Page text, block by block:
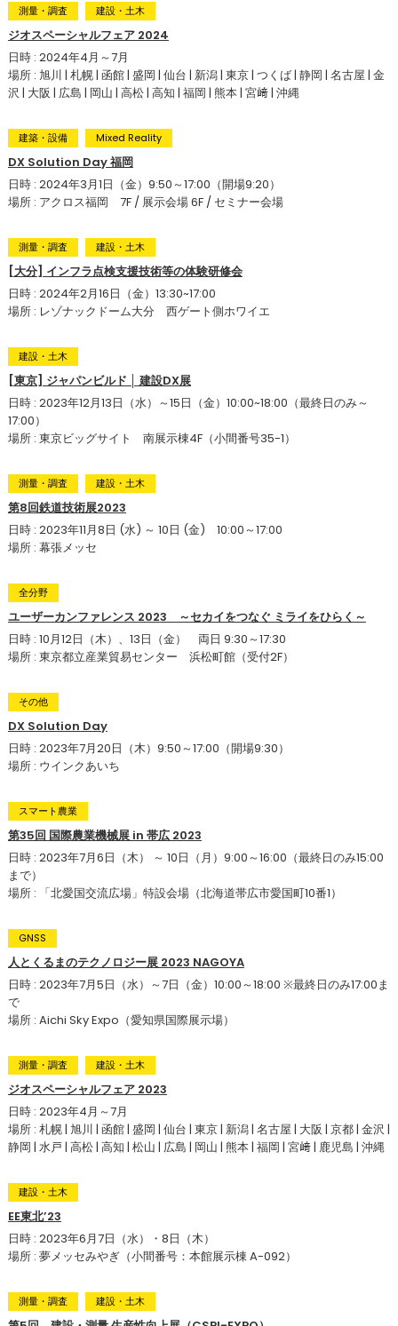
測量・調査 建設・土木
ジオスペーシャルフェア 2024
日時 : 2024年4月～7月
場所 : 旭川 | 札幌 | 函館 | 盛岡 | 仙台 | 新潟 | 東京 | つくば | 静岡 | 名古屋 | 金
沢 | 大阪 | 広島 | 岡山 | 高松 | 高知 | 福岡 | 熊本 | 宮﨑 | 沖縄
建築・設備 Mixed Reality
DX Solution Day 福岡
日時 : 2024年3月1日（金）9:50～17:00（開場9:20）
場所 : アクロス福岡 7F / 展示会場 6F / セミナー会場
測量・調査 建設・土木
[大分] インフラ点検支援技術等の体験研修会
日時 : 2024年2月16日（金）13:30~17:00
場所 : レゾナックドーム大分 西ゲート側ホワイエ
建設・土木
[東京] ジャパンビルド │ 建設DX展
日時 : 2023年12月13日（水）～15日（金）10:00~18:00（最終日のみ～
17:00）
場所 : 東京ビッグサイト 南展示棟4F（小間番号35-1）
測量・調査 建設・土木
第8回鉄道技術展2023
日時 : 2023年11月8日 (水) ～ 10日 (金) 10:00～17:00
場所 : 幕張メッセ
全分野
ユーザーカンファレンス 2023 ～セカイをつなぐ ミライをひらく～
日時 : 10月12日（木）、13日（金） 両日 9:30～17:30
場所 : 東京都立産業貿易センター 浜松町館（受付2F）
その他
DX Solution Day
日時 : 2023年7月20日（木）9:50～17:00（開場9:30）
場所 : ウインクあいち
スマート農業
第35回 国際農業機械展 in 帯広 2023
日時 : 2023年7月6日（木） ～ 10日（月）9:00～16:00（最終日のみ15:00
まで）
場所 : 「北愛国交流広場」特設会場（北海道帯広市愛国町10番1）
GNSS
人とくるまのテクノロジー展 2023 NAGOYA
日時 : 2023年7月5日（水）～7日（金）10:00～18:00 ※最終日のみ17:00ま
で
場所 : Aichi Sky Expo（愛知県国際展示場）
測量・調査 建設・土木
ジオスペーシャルフェア 2023
日時 : 2023年4月～7月
場所 : 札幌 | 旭川 | 函館 | 盛岡 | 仙台 | 東京 | 新潟 | 名古屋 | 大阪 | 京都 | 金沢 |
静岡 | 水戸 | 高松 | 高知 | 松山 | 広島 | 岡山 | 熊本 | 福岡 | 宮﨑 | 鹿児島 | 沖縄
建設・土木
EE東北’23
日時 : 2023年6月7日（水）・8日（木）
場所 : 夢メッセみやぎ（小間番号：本館展示棟 A-092）
測量・調査 建設・土木